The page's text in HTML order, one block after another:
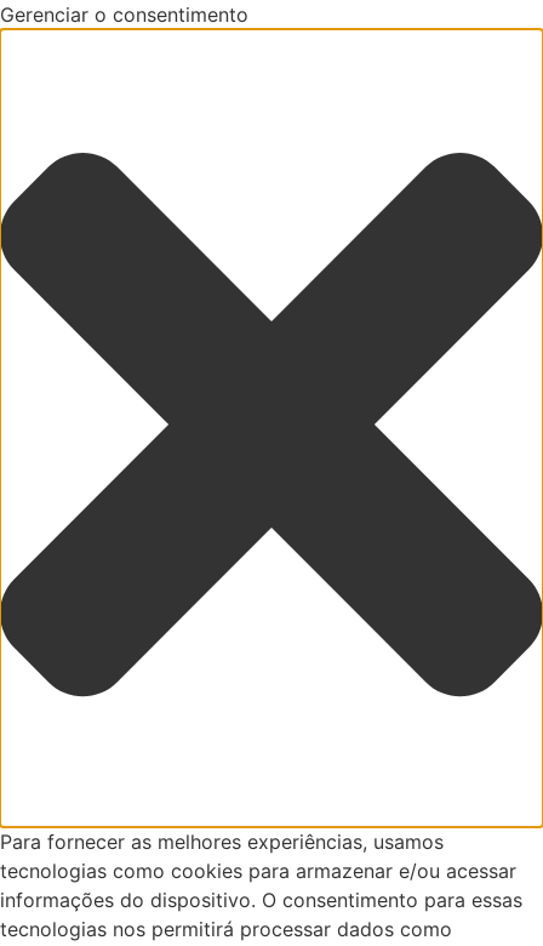
Gerenciar o consentimento
Para fornecer as melhores experiências, usamos
tecnologias como cookies para armazenar e/ou acessar
informações do dispositivo. O consentimento para essas
tecnologias nos permitirá processar dados como